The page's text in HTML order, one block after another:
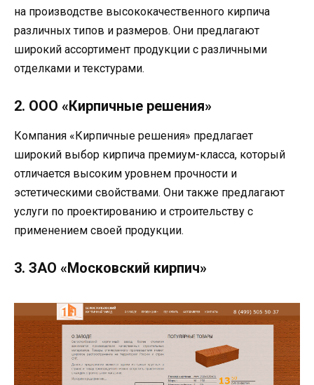
на производстве высококачественного кирпича
различных типов и размеров. Они предлагают
широкий ассортимент продукции с различными
отделками и текстурами.
2. ООО «Кирпичные решения»
Компания «Кирпичные решения» предлагает
широкий выбор кирпича премиум-класса, который
отличается высоким уровнем прочности и
эстетическими свойствами. Они также предлагают
услуги по проектированию и строительству с
применением своей продукции.
3. ЗАО «Московский кирпич»